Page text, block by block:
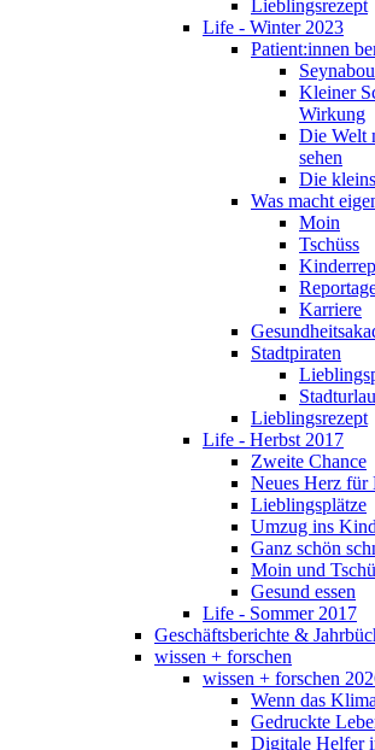
Lieblingsrezept
Life - Winter 2023
Patient:innen
Kleiner
Wirkung
Die Welt
sehen
Die
Was macht
Moin
Tschüss
Karriere
Stadtpiraten
Lieblingsrezept
Life - Herbst 2017
Zweite Chance
Neues Herz für
Lieblingsplätze
Umzug ins
Ganz schön
Moin und
Gesund essen
Life - Sommer 2017
Geschäftsberichte &
wissen + forschen
wissen + forschen
Wenn das
Gedruckte
Digitale Helfer